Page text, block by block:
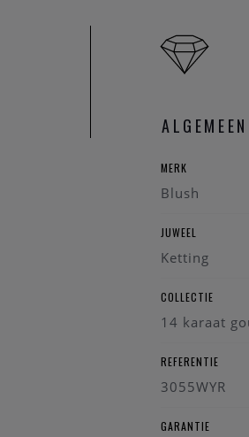
ALGEMEEN
MERK
Blush
JUWEEL
Ketting
COLLECTIE
14 karaat
REFERENTIE
3055WYR
GARANTIE